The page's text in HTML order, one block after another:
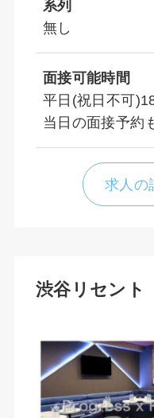
系列
無し
面接可能時間
平日(祝日不可
当日の面接予約
求人の
渋谷リセント